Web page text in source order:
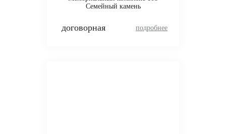
Семейный камень
договорная